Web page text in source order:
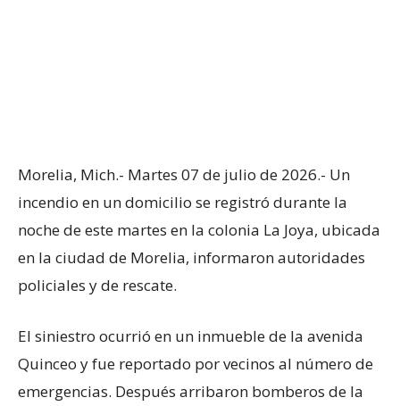
Morelia, Mich.- Martes 07 de julio de 2026.- Un
incendio en un domicilio se registró durante la
noche de este martes en la colonia La Joya, ubicada
en la ciudad de Morelia, informaron autoridades
policiales y de rescate.
El siniestro ocurrió en un inmueble de la avenida
Quinceo y fue reportado por vecinos al número de
emergencias. Después arribaron bomberos de la